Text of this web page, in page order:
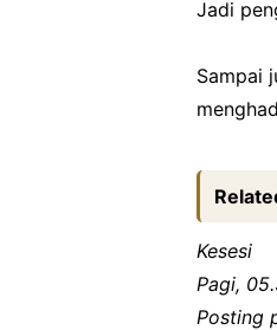
Jadi
Sampai
Kesesi
Pagi,
Posting